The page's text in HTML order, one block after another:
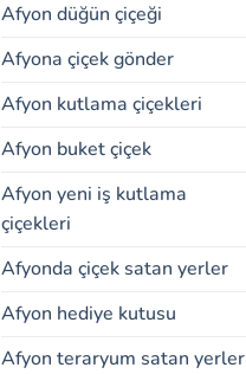
Afyon düğün çiçeği
Afyona çiçek gönder
Afyon kutlama çiçekleri
Afyon buket çiçek
Afyon yeni iş kutlama
çiçekleri
Afyonda çiçek satan yerler
Afyon hediye kutusu
Afyon teraryum satan yerler